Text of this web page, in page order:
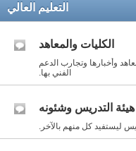
التعليم العالي
الكليات والمعاهد
وأخبارها وتجارب الدعم
الفني بها.
التدريس وشئونه
ليستفيد كل منهم بالآخر.